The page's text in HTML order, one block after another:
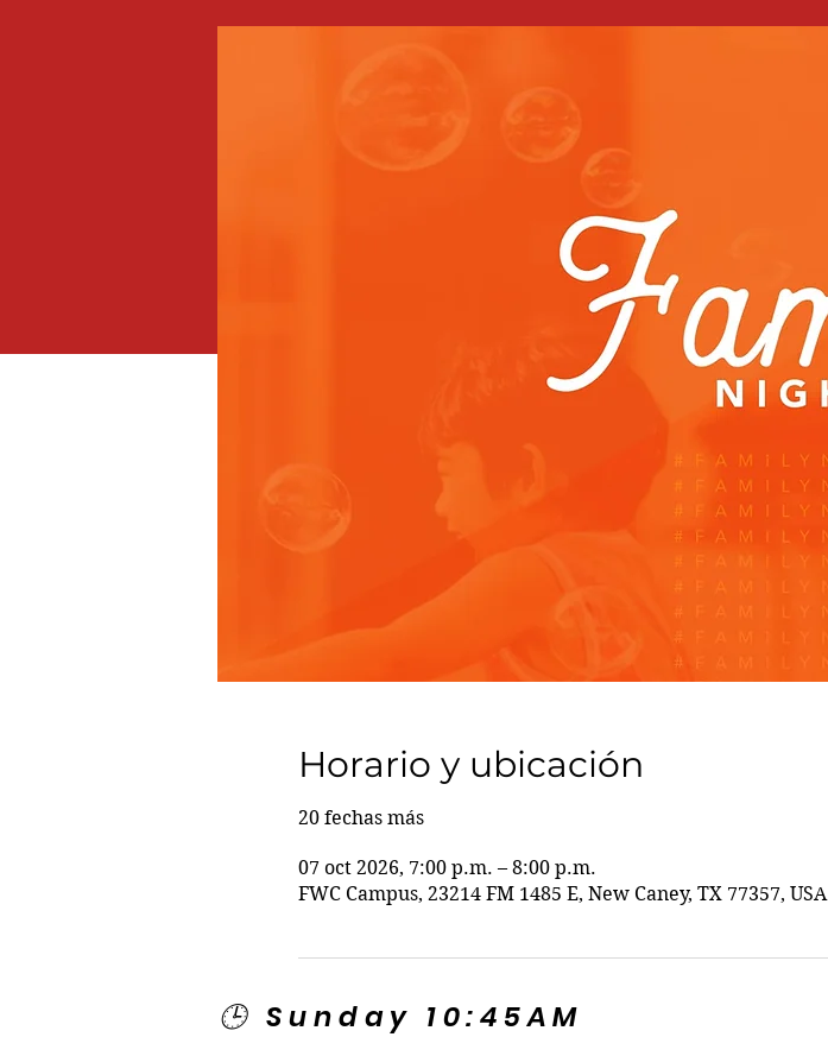
Horario y ubicación
20 fechas más
07 oct 2026, 7:00 p.m. – 8:00 p.m.
FWC Campus, 23214 FM 1485 E, New Caney, TX 77357, USA
🕒 Sunday 10:45AM